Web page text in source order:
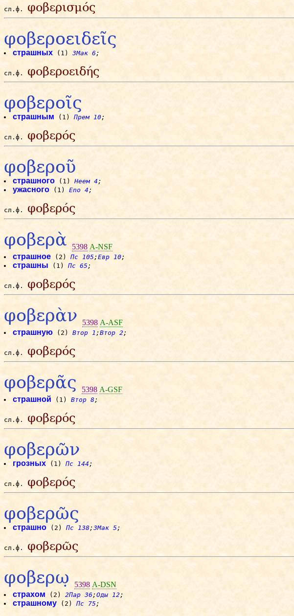
сл.ф. φοβερισμός
φοβεροειδεῖς
страшных (1) 3Мак 6 ;
сл.ф. φοβεροειδής
φοβεροῖς
страшным (1) Прем 10;
сл.ф. φοβερός
φοβεροῦ
страшного (1) Неем 4 ;
ужасного (1) Eno 4 ;
сл.ф. φοβερός
φοβερὰ 5398 A-NSF
страшное (2) Пс 105 ; Евр 10;
страшны (1) Пс 65 ;
сл.ф. φοβερός
φοβερὰν 5398 A-ASF
страшную (2) Втор 1 ; Втор 2 ;
сл.ф. φοβερός
φοβερᾶς 5398 A-GSF
страшной (1) Втор 8 ;
сл.ф. φοβερός
φοβερῶν
грозных (1) Пс 144 ;
сл.ф. φοβερός
φοβερῶς
страшно (2) Пс 138 ; 3Мак 5 ;
сл.ф. φοβερῶς
φοβερω̣ 5398 A-DSN
страхом (2) 2Пар 36 ; Оды 12 ;
страшному (2) Пс 75 ;